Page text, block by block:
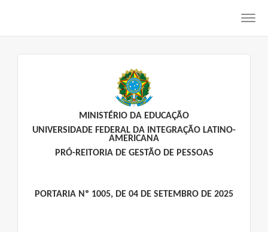
MINISTÉRIO DA EDUCAÇÃO
UNIVERSIDADE FEDERAL DA INTEGRAÇÃO LATINO-
AMERICANA
PRÓ-REITORIA DE GESTÃO DE PESSOAS
PORTARIA Nº 1005, DE 04 DE SETEMBRO DE 2025